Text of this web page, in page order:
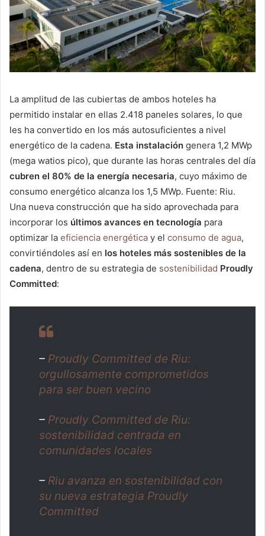
La amplitud de las cubiertas de ambos hoteles ha
permitido instalar en ellas 2.418 paneles solares, lo que
les ha convertido en los más autosuficientes a nivel
energético de la cadena. Esta instalación genera 1,2 MWp
(mega watios pico), que durante las horas centrales del día
cubren el 80% de la energía necesaria, cuyo máximo de
consumo energético alcanza los 1,5 MWp. Fuente: Riu.
Una nueva construcción que ha sido aprovechada para
incorporar los últimos avances en tecnología para
optimizar la eficiencia energética y el consumo de agua,
convirtiéndoles así en los hoteles más sostenibles de la
cadena, dentro de su estrategia de sostenibilidad Proudly
Committed:
– Proudly Committed de Riu:
orgullosamente comprometidos
para ser buen vecino
– Proudly Committed de Riu:
sostenibilidad centrada en
comunidades locales
– Riu avanza en sostenibilidad con
su nueva estrategia Proudly
Committed